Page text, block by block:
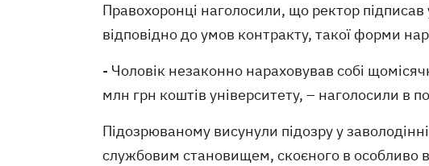
Правохоронці наголосили, що ректор підписав
відповідно до умов контракту, такої форми
- Чоловік незаконно нараховував собі
млн грн коштів університету, – наголосили в
Підозрюваному висунули підозру у
службовим становищем, скоєного в особливо